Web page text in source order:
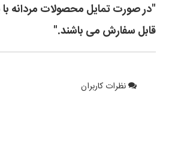
قابل سفارش می باشند."
نظرات کاربران